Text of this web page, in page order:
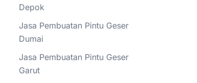
Depok
Jasa Pembuatan Pintu Geser
Dumai
Jasa Pembuatan Pintu Geser
Garut